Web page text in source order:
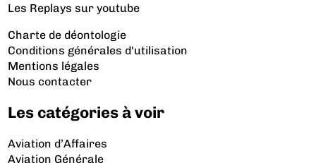
Les Replays sur youtube
Charte de déontologie
Conditions générales d'utilisation
Mentions légales
Nous contacter
Les catégories à voir
Aviation d’Affaires
Aviation Générale